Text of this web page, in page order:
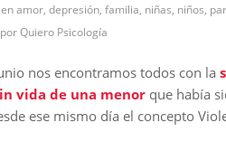
enamor, depresión, familia, niñas, niños,
porQuiero Psicología
nos encontramos todos con la
vida de una menor que había
ese mismo día el concepto